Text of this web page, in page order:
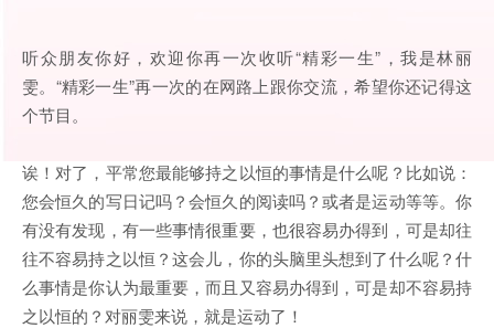
听众朋友你好，欢迎你再一次收听“精彩一生”，我是林丽
雯。“精彩一生”再一次的在网路上跟你交流，希望你还记得这
个节目。
诶！对了，平常您最能够持之以恒的事情是什么呢？比如说：
您会恒久的写日记吗？会恒久的阅读吗？或者是运动等等。你
有没有发现，有一些事情很重要，也很容易办得到，可是却往
往不容易持之以恒？这会儿，你的头脑里头想到了什么呢？什
么事情是你认为最重要，而且又容易办得到，可是却不容易持
之以恒的？对丽雯来说，就是运动了！